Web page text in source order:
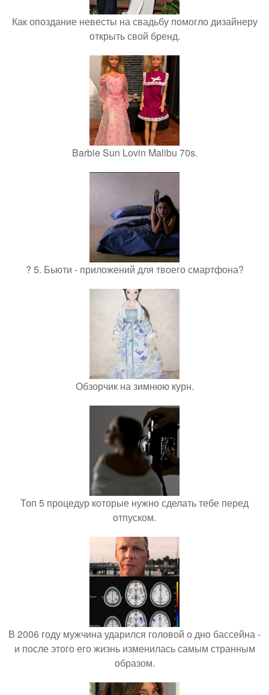
Как опоздание невесты на свадьбу помогло дизайнеру
открыть свой бренд.
Barbie Sun Lovin Malibu 70s.
? 5. Бьюти - приложений для твоего смартфона?
Обзорчик на зимнюю курн.
Топ 5 процедур которые нужно сделать тебе перед
отпуском.
В 2006 году мужчина ударился головой о дно бассейна -
и после этого его жизнь изменилась самым странным
образом.